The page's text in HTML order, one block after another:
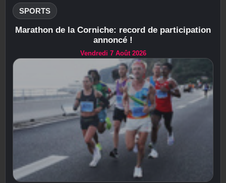
SPORTS
Marathon de la Corniche: record de participation
annoncé !
Vendredi 7 Août 2026